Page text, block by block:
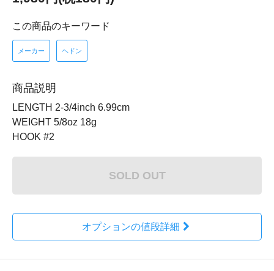
この商品のキーワード
メーカー ヘドン
商品説明
LENGTH 2-3/4inch 6.99cm
WEIGHT 5/8oz 18g
HOOK #2
SOLD OUT
オプションの値段詳細